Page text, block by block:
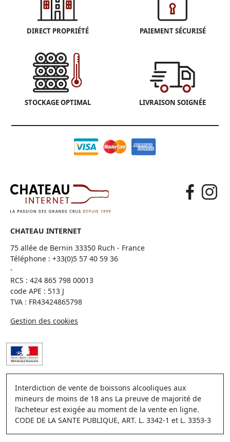
DIRECT PROPRIÉTÉ PAIEMENT SÉCURISÉ
STOCKAGE OPTIMAL LIVRAISON SOIGNÉE
CHATEAU INTERNET
75 allée de Bernin 33350 Ruch - France
Téléphone : +33(0)5 57 40 59 36
-
RCS : 424 865 798 00013
code APE : 513 J
TVA : FR43424865798
Gestion des cookies
Interdiction de vente de boissons alcooliques aux
mineurs de moins de 18 ans La preuve de majorité de
l’acheteur est exigée au moment de la vente en ligne.
CODE DE LA SANTE PUBLIQUE, ART. L. 3342-1 et L. 3353-3